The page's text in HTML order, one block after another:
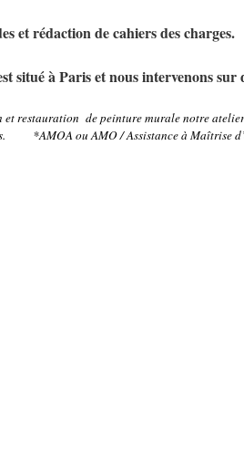
et rédaction de cahiers des charges.
situé à Paris et nous intervenons
et restauration de peinture murale notre
*AMOA ou AMO / Assistance à Maîtrise